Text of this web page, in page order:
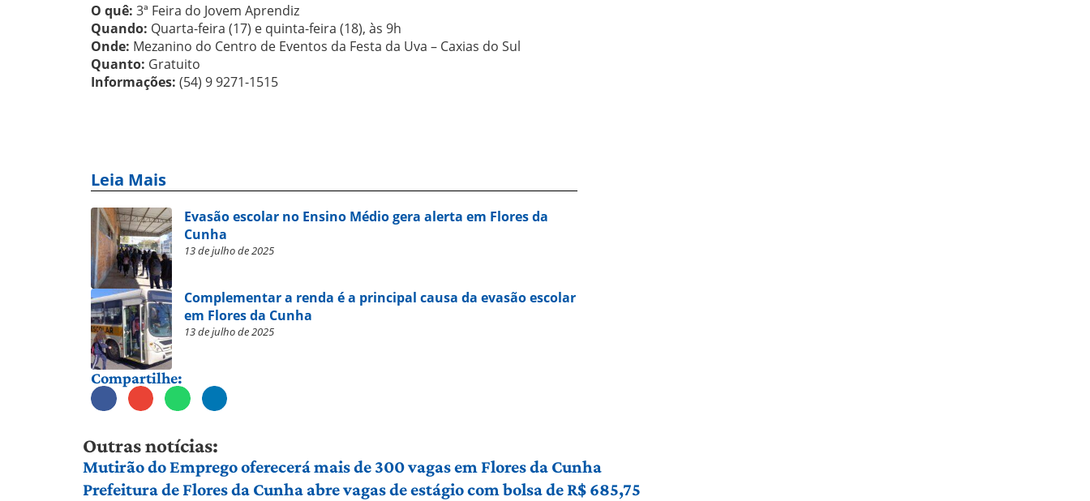
O quê: 3ª Feira do Jovem Aprendiz
Quando: Quarta-feira (17) e quinta-feira (18), às 9h
Onde: Mezanino do Centro de Eventos da Festa da Uva – Caxias do Sul
Quanto: Gratuito
Informações: (54) 9 9271-1515
Leia Mais
Evasão escolar no Ensino Médio gera alerta em Flores da
Cunha
13 de julho de 2025
Complementar a renda é a principal causa da evasão escolar
em Flores da Cunha
13 de julho de 2025
Compartilhe:
Outras notícias:
Mutirão do Emprego oferecerá mais de 300 vagas em Flores da Cunha
Prefeitura de Flores da Cunha abre vagas de estágio com bolsa de R$ 685,75